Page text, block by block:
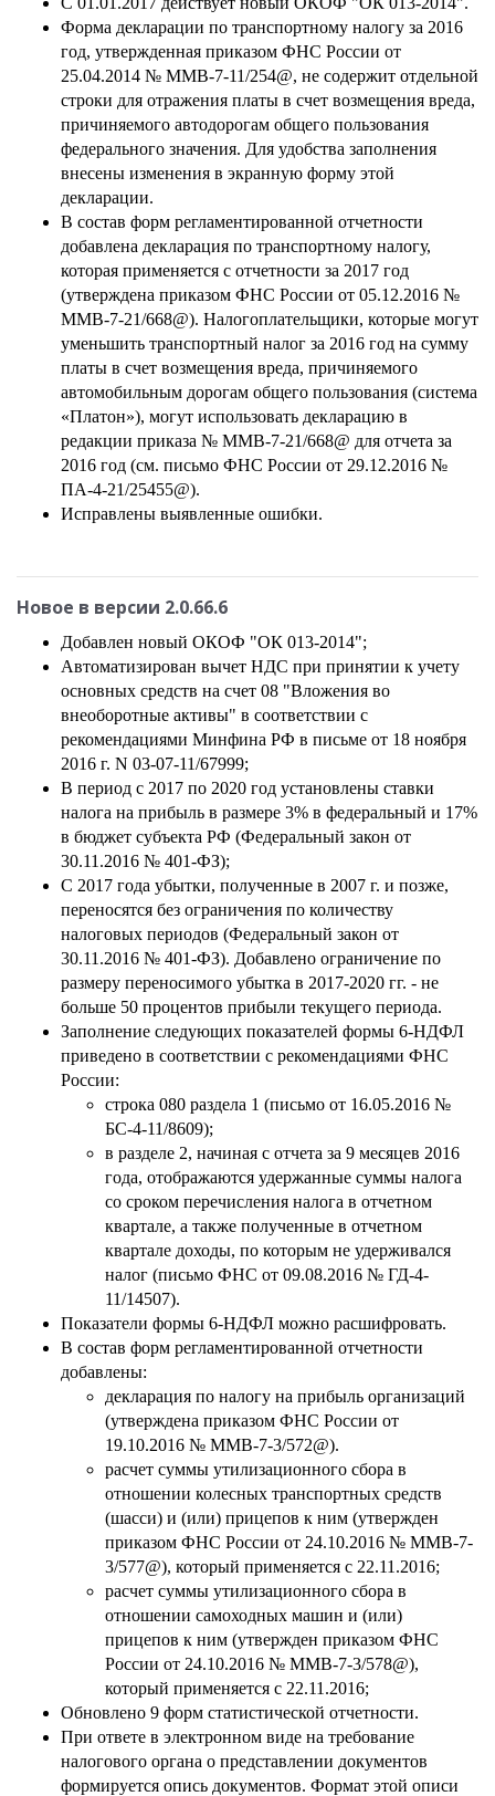
Форма декларации по транспортному налогу за 2016
год, утвержденная приказом ФНС России от
25.04.2014 № ММВ-7-11/254@, не содержит отдельной
строки для отражения платы в счет возмещения вреда,
причиняемого автодорогам общего пользования
федерального значения. Для удобства заполнения
внесены изменения в экранную форму этой
декларации.
В состав форм регламентированной отчетности
добавлена декларация по транспортному налогу,
которая применяется с отчетности за 2017 год
(утверждена приказом ФНС России от 05.12.2016 №
ММВ-7-21/668@). Налогоплательщики, которые могут
уменьшить транспортный налог за 2016 год на сумму
платы в счет возмещения вреда, причиняемого
автомобильным дорогам общего пользования (система
«Платон»), могут использовать декларацию в
редакции приказа № ММВ-7-21/668@ для отчета за
2016 год (см. письмо ФНС России от 29.12.2016 №
ПА-4-21/25455@).
Исправлены выявленные ошибки.
Новое в версии 2.0.66.6
Добавлен новый ОКОФ "ОК 013-2014";
Автоматизирован вычет НДС при принятии к учету
основных средств на счет 08 "Вложения во
внеоборотные активы" в соответствии с
рекомендациями Минфина РФ в письме от 18 ноября
2016 г. N 03-07-11/67999;
В период с 2017 по 2020 год установлены ставки
налога на прибыль в размере 3% в федеральный и 17%
в бюджет субъекта РФ (Федеральный закон от
30.11.2016 № 401-ФЗ);
С 2017 года убытки, полученные в 2007 г. и позже,
переносятся без ограничения по количеству
налоговых периодов (Федеральный закон от
30.11.2016 № 401-ФЗ). Добавлено ограничение по
размеру переносимого убытка в 2017-2020 гг. - не
больше 50 процентов прибыли текущего периода.
Заполнение следующих показателей формы 6-НДФЛ
приведено в соответствии с рекомендациями ФНС
России:
строка 080 раздела 1 (письмо от 16.05.2016 №
БС-4-11/8609);
в разделе 2, начиная с отчета за 9 месяцев 2016
года, отображаются удержанные суммы налога
со сроком перечисления налога в отчетном
квартале, а также полученные в отчетном
квартале доходы, по которым не удерживался
налог (письмо ФНС от 09.08.2016 № ГД-4-
11/14507).
Показатели формы 6-НДФЛ можно расшифровать.
В состав форм регламентированной отчетности
добавлены:
декларация по налогу на прибыль организаций
(утверждена приказом ФНС России от
19.10.2016 № ММВ-7-3/572@).
расчет суммы утилизационного сбора в
отношении колесных транспортных средств
(шасси) и (или) прицепов к ним (утвержден
приказом ФНС России от 24.10.2016 № ММВ-7-
3/577@), который применяется с 22.11.2016;
расчет суммы утилизационного сбора в
отношении самоходных машин и (или)
прицепов к ним (утвержден приказом ФНС
России от 24.10.2016 № ММВ-7-3/578@),
который применяется с 22.11.2016;
Обновлено 9 форм статистической отчетности.
При ответе в электронном виде на требование
налогового органа о представлении документов
формируется опись документов. Формат этой описи